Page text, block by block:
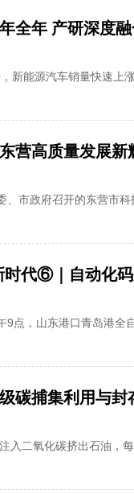
全年 产研深度
新能源汽车销量快速上
营高质量发展
市政府召开的东营市
时代⑥｜自动化
点，山东港口青岛港全
碳捕集利用与封
入二氧化碳挤出石油，